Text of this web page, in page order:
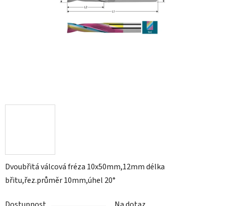
Dvoubřitá válcová fréza 10x50mm,12mm délka
břitu,řez.průměr 10mm,úhel 20°